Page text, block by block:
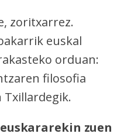
zoritxarrez.
euskal
orduan:
filosofia
zuen